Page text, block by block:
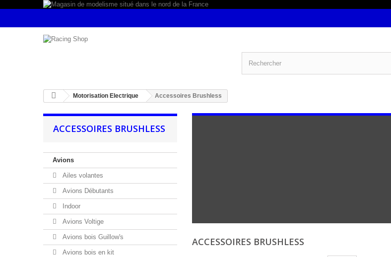
Motorisation Electrique Accessoires Brushless
ACCESSOIRES BRUSHLESS
Avions
Ailes volantes
Avions Débutants
Indoor
Avions Voltige
Avions bois Guillow's
Avions bois en kit
ACCESSOIRES BRUSHLESS